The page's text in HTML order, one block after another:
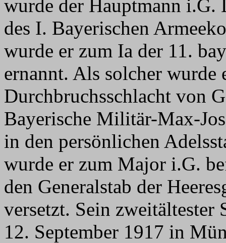
wurde der Hauptmann i.G.
des I. Bayerischen
wurde er zum Ia der 11.
ernannt. Als solcher
Durchbruchsschlacht von
Bayerische Militär-Max-
in den persönlichen
wurde er zum Major i.G.
den Generalstab der
versetzt. Sein
12. September 1917 in